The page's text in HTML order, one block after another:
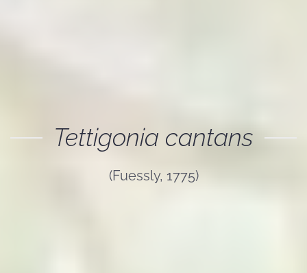
Tettigonia cantans
(Fuessly, 1775)